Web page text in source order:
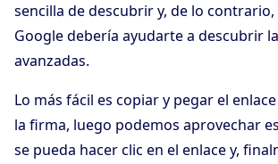
sencilla de descubrir y, de lo
Google debería ayudarte a descubrir
avanzadas.
Lo más fácil es copiar y pegar el
la firma, luego podemos aprovechar
se pueda hacer clic en el enlace y,